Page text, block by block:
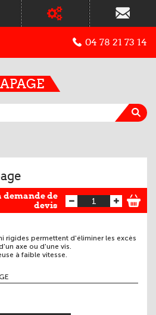
04 78 21 73 14
demande de
devis
rigides permettent d'éliminer les excès
axe ou d'une vis.
à faible vitesse.